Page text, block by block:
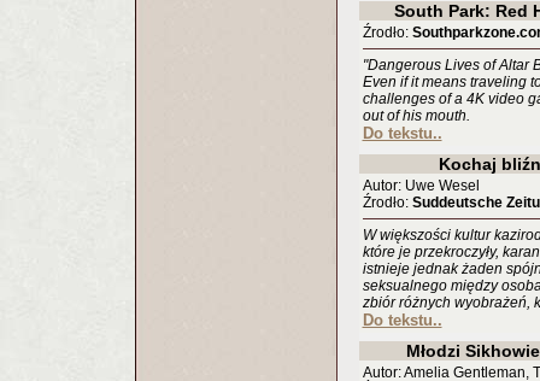
South Park: Red
Źrodło:
"Dangerous Lives of Altar
Even if it means traveling
challenges of a 4K video
out of his mouth.
Do tekstu..
Kochaj
Autor: Uwe Wesel
Źrodło: Suddeutsche
W większości kultur
które je przekroczyły,
istnieje jednak żaden
seksualnego między
zbiór różnych wyobrażeń,
Do tekstu..
Młodzi
Autor: Amelia Gentleman,